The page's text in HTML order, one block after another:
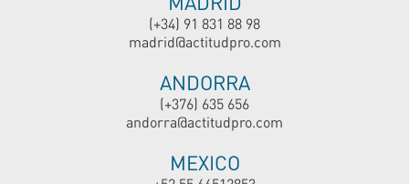
(+34) 91 831 88 98
madrid@actitudpro.com
ANDORRA
(+376) 635 656
andorra@actitudpro.com
MEXICO